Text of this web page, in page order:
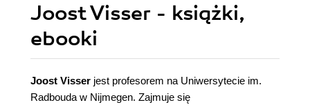
Joost Visser - książki,
ebooki
Joost Visser jest profesorem na Uniwersytecie im.
Radbouda w Nijmegen. Zajmuje się